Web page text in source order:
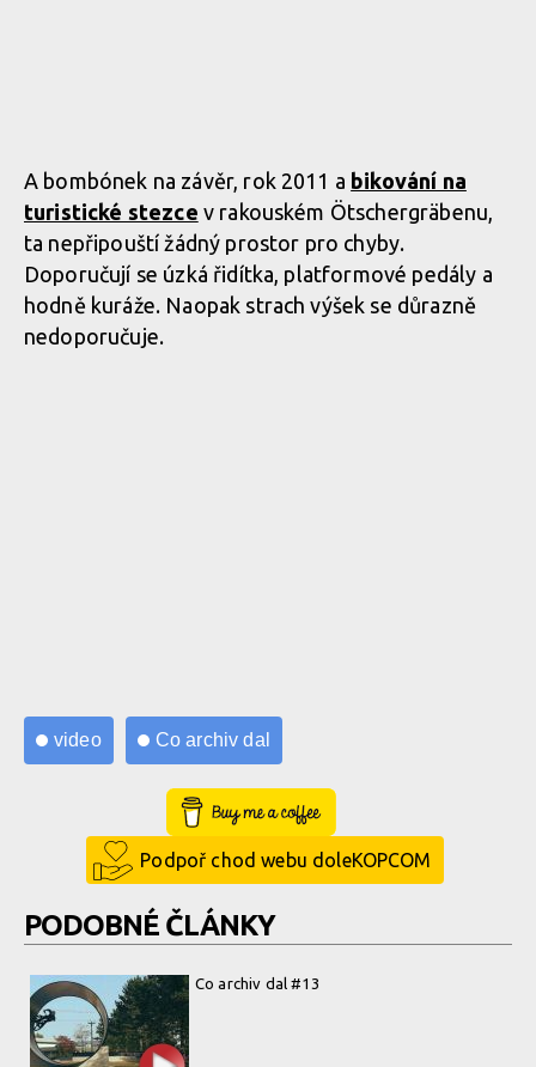
A bombónek na závěr, rok 2011 a bikování na
turistické stezce v rakouském Ötschergräbenu,
ta nepřipouští žádný prostor pro chyby.
Doporučují se úzká řidítka, platformové pedály a
hodně kuráže. Naopak strach výšek se důrazně
nedoporučuje.
video Co archiv dal
Buy Me a Coffee
Podpoř chod webu doleKOPCOM
PODOBNÉ ČLÁNKY
Co archiv dal #13